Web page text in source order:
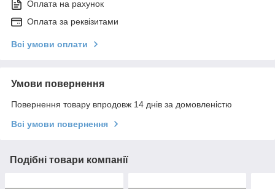
Оплата на рахунок
Оплата за реквізитами
Всі умови оплати
Умови повернення
Повернення товару впродовж 14 днів за домовленістю
Всі умови повернення
Подібні товари компанії